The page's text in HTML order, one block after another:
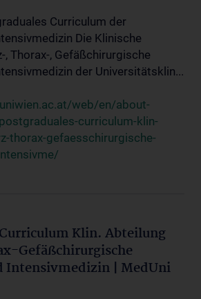
Curriculum der
Die Klinische
Thorax-, Gefäßchirurgische
der Universitätsklin...
web/en/about-
curriculum-klin-
thorax-gefaesschirurgische-
Klin. Abteilung
Gefäßchirurgische
Intensivmedizin | MedUni